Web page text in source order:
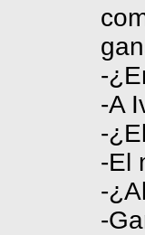
-
-A
-
-El
-
-